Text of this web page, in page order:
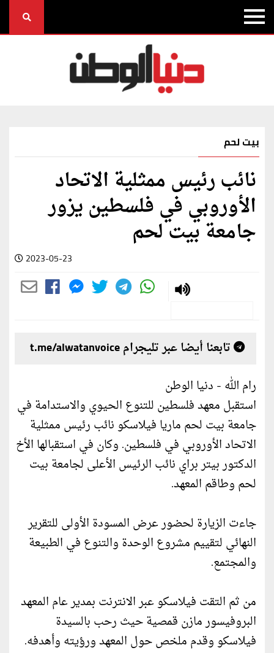
بيت لحم
نائب رئيس ممثلية الاتحاد
الأوروبي في فلسطين يزور
جامعة بيت لحم
2023-05-23
تابعنا أيضا عبر تليجرام t.me/alwatanvoice
رام الله - دنيا الوطن
استقبل معهد فلسطين للتنوع الحيوي والاستدامة في
جامعة بيت لحم ماريا فيلاسكو نائب رئيس ممثلية
الاتحاد الأوروبي في فلسطين. وكان في استقبالها الأخ
الدكتور بيتر براي نائب الرئيس الأعلى لجامعة بيت
لحم وطاقم المعهد.
جاءت الزيارة لحضور عرض المسودة الأولى للتقرير
النهائي لتقييم مشروع الوحدة والتنوع في الطبيعة
والمجتمع.
من ثم التقت فيلاسكو عبر الانترنت بمدير عام المعهد
البروفيسور مازن قمصية حيث رحب بالسيدة
فيلاسكو وقدم ملخص حول المعهد ورؤيته وأهدفه.